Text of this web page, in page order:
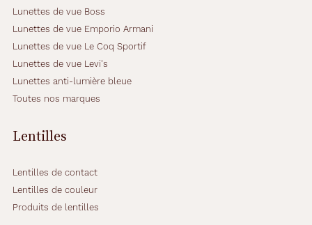
Lunettes de vue Boss
Lunettes de vue Emporio Armani
Lunettes de vue Le Coq Sportif
Lunettes de vue Levi's
Lunettes anti-lumière bleue
Toutes nos marques
Lentilles
Lentilles de contact
Lentilles de couleur
Produits de lentilles